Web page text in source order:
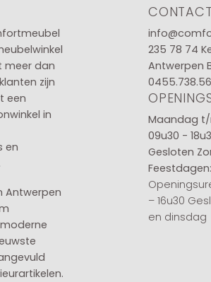
meer dan
zijn
een
in
en
Antwerpen
CONTACT
235 78 74
Antwerpen
Maandag
09u30 -
Gesloten
– 16u30
en dinsdag